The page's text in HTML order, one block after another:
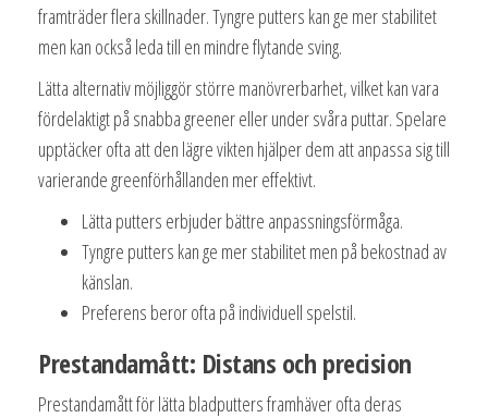
framträder flera skillnader. Tyngre putters kan ge mer stabilitet
men kan också leda till en mindre flytande sving.
Lätta alternativ möjliggör större manövrerbarhet, vilket kan vara
fördelaktigt på snabba greener eller under svåra puttar. Spelare
upptäcker ofta att den lägre vikten hjälper dem att anpassa sig till
varierande greenförhållanden mer effektivt.
Lätta putters erbjuder bättre anpassningsförmåga.
Tyngre putters kan ge mer stabilitet men på bekostnad av
känslan.
Preferens beror ofta på individuell spelstil.
Prestandamått: Distans och precision
Prestandamått för lätta bladputters framhäver ofta deras